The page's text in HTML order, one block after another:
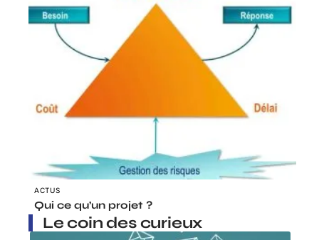
ACTUS
Qui ce qu’un projet ?
Le coin des curieux